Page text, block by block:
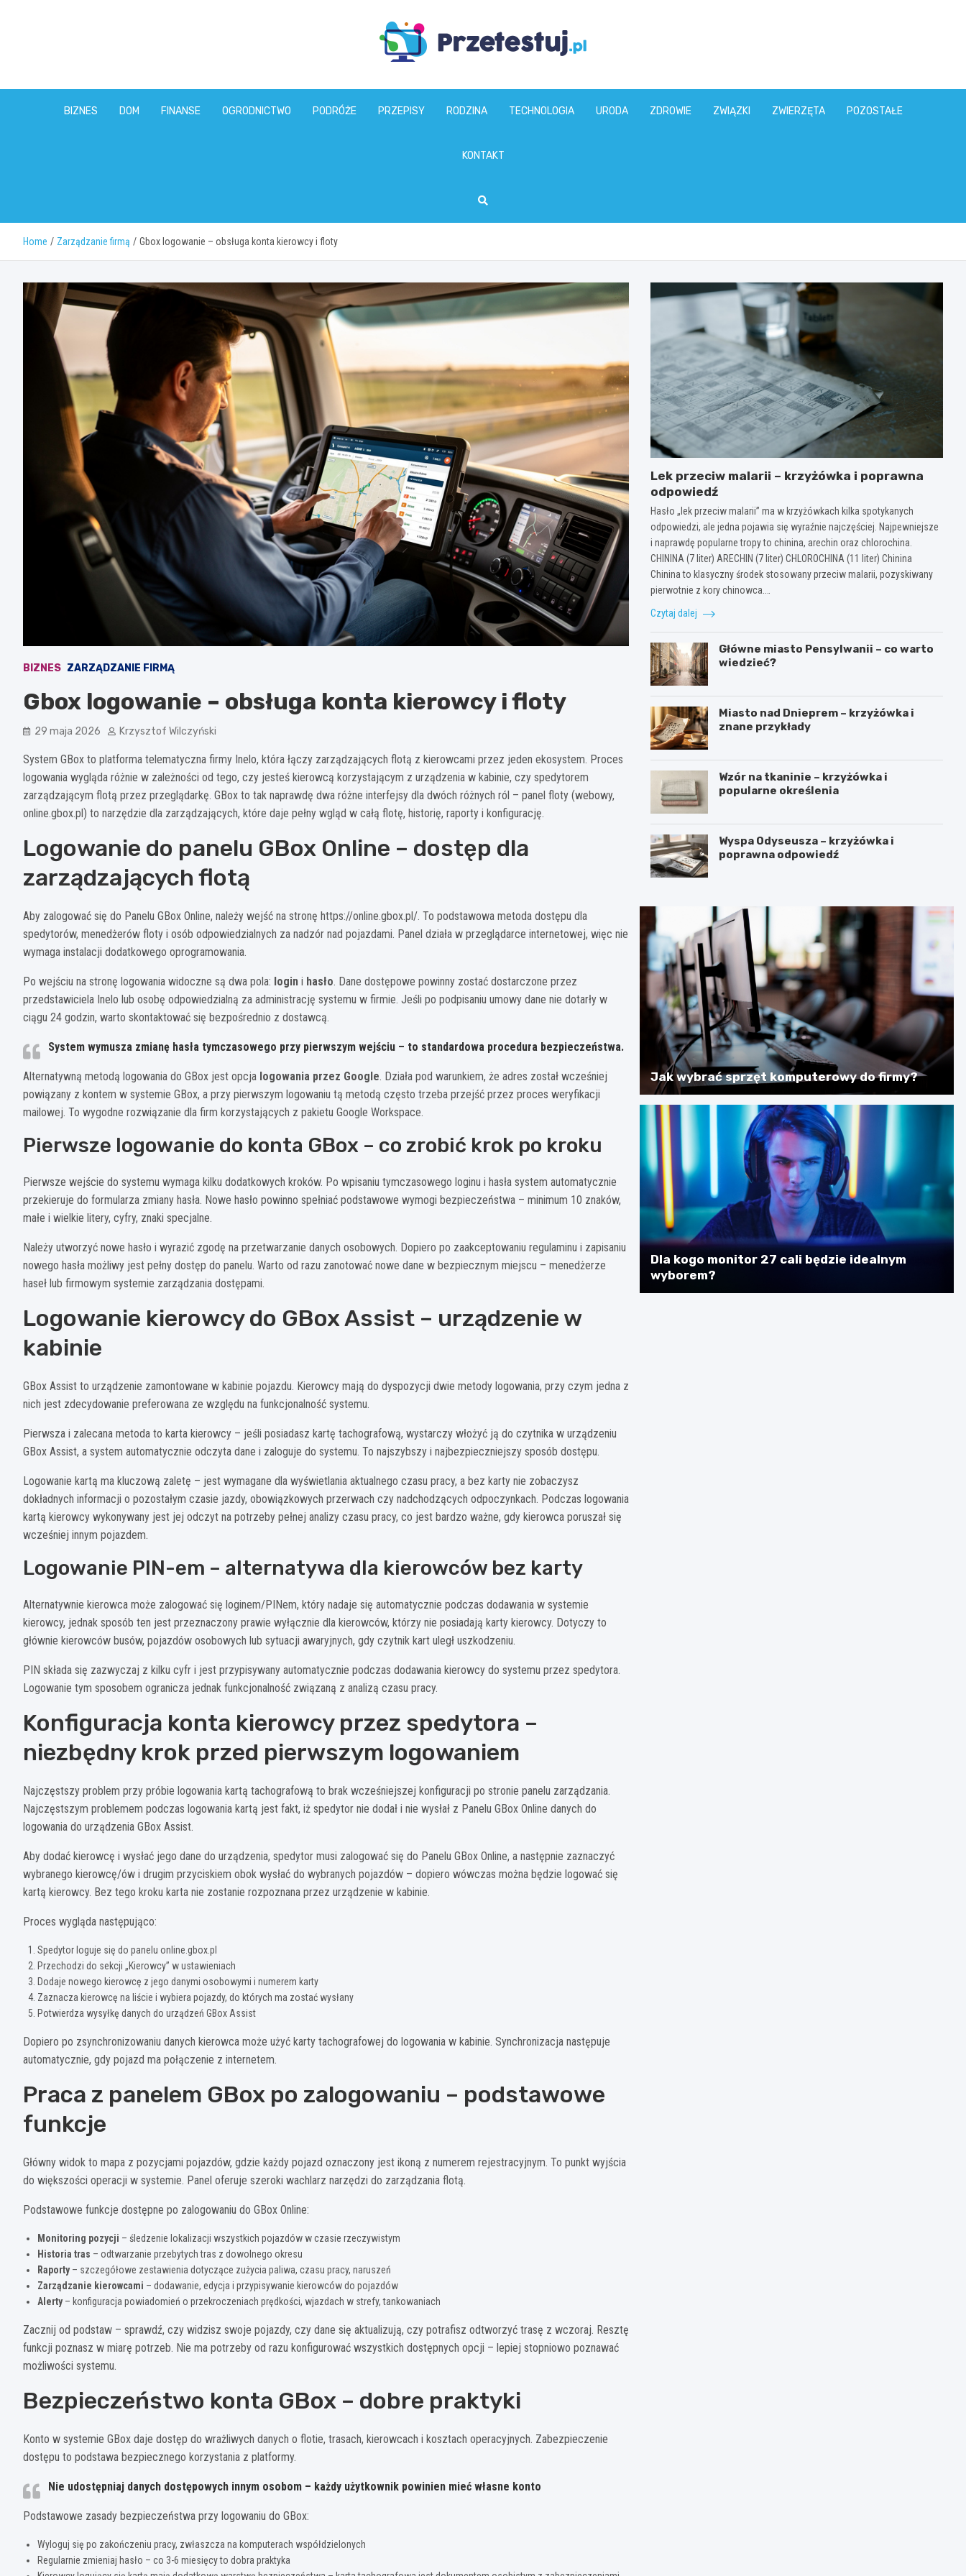
przetestuj.pl
BIZNES DOM FINANSE OGRODNICTWO PODRÓŻE PRZEPISY RODZINA TECHNOLOGIA URODA ZDROWIE ZWIĄZKI ZWIERZĘTA POZOSTAŁE
KONTAKT
Home Zarządzanie firmą Gbox logowanie – obsługa konta kierowcy i floty
BIZNES ZARZĄDZANIE FIRMĄ
Gbox logowanie – obsługa konta kierowcy i floty
29 maja 2026 Krzysztof Wilczyński
System GBox to platforma telematyczna firmy Inelo, która łączy zarządzających flotą z kierowcami przez jeden ekosystem. Proces
logowania wygląda różnie w zależności od tego, czy jesteś kierowcą korzystającym z urządzenia w kabinie, czy spedytorem
zarządzającym flotą przez przeglądarkę. GBox to tak naprawdę dwa różne interfejsy dla dwóch różnych ról – panel floty (webowy,
online.gbox.pl) to narzędzie dla zarządzających, które daje pełny wgląd w całą flotę, historię, raporty i konfigurację.
Logowanie do panelu GBox Online – dostęp dla
zarządzających flotą
Aby zalogować się do Panelu GBox Online, należy wejść na stronę https://online.gbox.pl/. To podstawowa metoda dostępu dla
spedytorów, menedżerów floty i osób odpowiedzialnych za nadzór nad pojazdami. Panel działa w przeglądarce internetowej, więc nie
wymaga instalacji dodatkowego oprogramowania.
Po wejściu na stronę logowania widoczne są dwa pola: login i hasło. Dane dostępowe powinny zostać dostarczone przez
przedstawiciela Inelo lub osobę odpowiedzialną za administrację systemu w firmie. Jeśli po podpisaniu umowy dane nie dotarły w
ciągu 24 godzin, warto skontaktować się bezpośrednio z dostawcą.
System wymusza zmianę hasła tymczasowego przy pierwszym wejściu – to standardowa procedura bezpieczeństwa.
Alternatywną metodą logowania do GBox jest opcja logowania przez Google. Działa pod warunkiem, że adres został wcześniej
powiązany z kontem w systemie GBox, a przy pierwszym logowaniu tą metodą często trzeba przejść przez proces weryfikacji
mailowej. To wygodne rozwiązanie dla firm korzystających z pakietu Google Workspace.
Pierwsze logowanie do konta GBox – co zrobić krok po kroku
Pierwsze wejście do systemu wymaga kilku dodatkowych kroków. Po wpisaniu tymczasowego loginu i hasła system automatycznie
przekieruje do formularza zmiany hasła. Nowe hasło powinno spełniać podstawowe wymogi bezpieczeństwa – minimum 10 znaków,
małe i wielkie litery, cyfry, znaki specjalne.
Należy utworzyć nowe hasło i wyrazić zgodę na przetwarzanie danych osobowych. Dopiero po zaakceptowaniu regulaminu i zapisaniu
nowego hasła możliwy jest pełny dostęp do panelu. Warto od razu zanotować nowe dane w bezpiecznym miejscu – menedżerze
haseł lub firmowym systemie zarządzania dostępami.
Logowanie kierowcy do GBox Assist – urządzenie w
kabinie
GBox Assist to urządzenie zamontowane w kabinie pojazdu. Kierowcy mają do dyspozycji dwie metody logowania, przy czym jedna z
nich jest zdecydowanie preferowana ze względu na funkcjonalność systemu.
Pierwsza i zalecana metoda to karta kierowcy – jeśli posiadasz kartę tachografową, wystarczy włożyć ją do czytnika w urządzeniu
GBox Assist, a system automatycznie odczyta dane i zaloguje do systemu. To najszybszy i najbezpieczniejszy sposób dostępu.
Logowanie kartą ma kluczową zaletę – jest wymagane dla wyświetlania aktualnego czasu pracy, a bez karty nie zobaczysz
dokładnych informacji o pozostałym czasie jazdy, obowiązkowych przerwach czy nadchodzących odpoczynkach. Podczas logowania
kartą kierowcy wykonywany jest jej odczyt na potrzeby pełnej analizy czasu pracy, co jest bardzo ważne, gdy kierowca poruszał się
wcześniej innym pojazdem.
Logowanie PIN-em – alternatywa dla kierowców bez karty
Alternatywnie kierowca może zalogować się loginem/PINem, który nadaje się automatycznie podczas dodawania w systemie
kierowcy, jednak sposób ten jest przeznaczony prawie wyłącznie dla kierowców, którzy nie posiadają karty kierowcy. Dotyczy to
głównie kierowców busów, pojazdów osobowych lub sytuacji awaryjnych, gdy czytnik kart uległ uszkodzeniu.
PIN składa się zazwyczaj z kilku cyfr i jest przypisywany automatycznie podczas dodawania kierowcy do systemu przez spedytora.
Logowanie tym sposobem ogranicza jednak funkcjonalność związaną z analizą czasu pracy.
Konfiguracja konta kierowcy przez spedytora –
niezbędny krok przed pierwszym logowaniem
Najczęstszy problem przy próbie logowania kartą tachografową to brak wcześniejszej konfiguracji po stronie panelu zarządzania.
Najczęstszym problemem podczas logowania kartą jest fakt, iż spedytor nie dodał i nie wysłał z Panelu GBox Online danych do
logowania do urządzenia GBox Assist.
Aby dodać kierowcę i wysłać jego dane do urządzenia, spedytor musi zalogować się do Panelu GBox Online, a następnie zaznaczyć
wybranego kierowcę/ów i drugim przyciskiem obok wysłać do wybranych pojazdów – dopiero wówczas można będzie logować się
kartą kierowcy. Bez tego kroku karta nie zostanie rozpoznana przez urządzenie w kabinie.
Proces wygląda następująco:
Spedytor loguje się do panelu online.gbox.pl
Przechodzi do sekcji „Kierowcy” w ustawieniach
Dodaje nowego kierowcę z jego danymi osobowymi i numerem karty
Zaznacza kierowcę na liście i wybiera pojazdy, do których ma zostać wysłany
Potwierdza wysyłkę danych do urządzeń GBox Assist
Dopiero po zsynchronizowaniu danych kierowca może użyć karty tachografowej do logowania w kabinie. Synchronizacja następuje
automatycznie, gdy pojazd ma połączenie z internetem.
Praca z panelem GBox po zalogowaniu – podstawowe
funkcje
Główny widok to mapa z pozycjami pojazdów, gdzie każdy pojazd oznaczony jest ikoną z numerem rejestracyjnym. To punkt wyjścia
do większości operacji w systemie. Panel oferuje szeroki wachlarz narzędzi do zarządzania flotą.
Podstawowe funkcje dostępne po zalogowaniu do GBox Online:
Monitoring pozycji – śledzenie lokalizacji wszystkich pojazdów w czasie rzeczywistym
Historia tras – odtwarzanie przebytych tras z dowolnego okresu
Raporty– szczegółowe zestawienia dotyczące zużycia paliwa, czasu pracy, naruszeń
Zarządzanie kierowcami – dodawanie, edycja i przypisywanie kierowców do pojazdów
Alerty– konfiguracja powiadomień o przekroczeniach prędkości, wjazdach w strefy, tankowaniach
Zacznij od podstaw – sprawdź, czy widzisz swoje pojazdy, czy dane się aktualizują, czy potrafisz odtworzyć trasę z wczoraj. Resztę
funkcji poznasz w miarę potrzeb. Nie ma potrzeby od razu konfigurować wszystkich dostępnych opcji – lepiej stopniowo poznawać
możliwości systemu.
Bezpieczeństwo konta GBox – dobre praktyki
Konto w systemie GBox daje dostęp do wrażliwych danych o flotie, trasach, kierowcach i kosztach operacyjnych. Zabezpieczenie
dostępu to podstawa bezpiecznego korzystania z platformy.
Nie udostępniaj danych dostępowych innym osobom – każdy użytkownik powinien mieć własne konto
Podstawowe zasady bezpieczeństwa przy logowaniu do GBox:
Wyloguj się po zakończeniu pracy, zwłaszcza na komputerach współdzielonych
Regularnie zmieniaj hasło – co 3-6 miesięcy to dobra praktyka
Lek przeciw malarii – krzyżówka i poprawna
odpowiedź
Hasło „lek przeciw malarii” ma w krzyżówkach kilka spotykanych
odpowiedzi, ale jedna pojawia się wyraźnie najczęściej. Najpewniejsze
i naprawdę popularne tropy to chinina, arechin oraz chlorochina.
CHININA (7 liter) ARECHIN (7 liter) CHLOROCHINA (11 liter) Chinina
Chinina to klasyczny środek stosowany przeciw malarii, pozyskiwany
pierwotnie z kory chinowca.…
Czytaj dalej
Główne miasto Pensylwanii – co warto
wiedzieć?
Miasto nad Dnieprem – krzyżówka i
znane przykłady
Wzór na tkaninie – krzyżówka i
popularne określenia
Wyspa Odyseusza – krzyżówka i
poprawna odpowiedź
Jak wybrać sprzęt komputerowy do firmy?
Dla kogo monitor 27 cali będzie idealnym
wyborem?